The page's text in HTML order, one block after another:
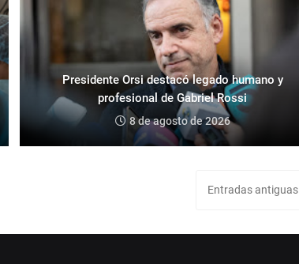
Presidente Orsi destacó legado humano y
profesional de Gabriel Rossi
8 de agosto de 2026
Entradas antiguas